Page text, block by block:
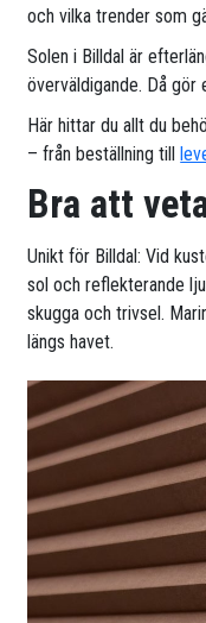
och vilka trender som
Solen i Billdal är
överväldigande. Då gör
Här hittar du allt du
– från beställning till
Bra att
Unikt för Billdal: Vid
sol och reflekterande
skugga och trivsel.
längs havet.